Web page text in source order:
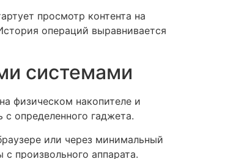
просмотр контента на
операций выравнивается
системами
физическом накопителе и
определенного гаджета.
или через минимальный
произвольного аппарата.